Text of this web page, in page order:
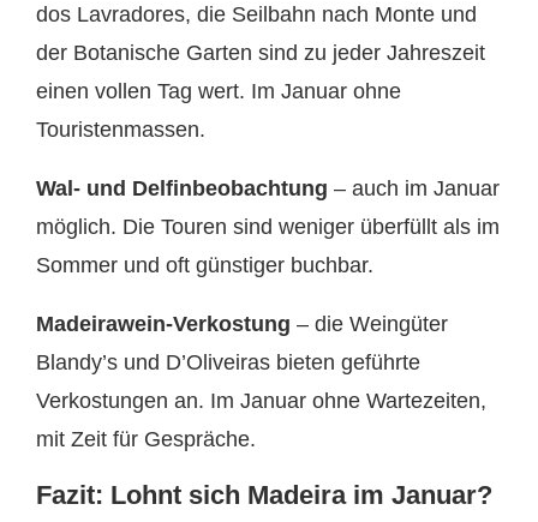
dos Lavradores, die Seilbahn nach Monte und
der Botanische Garten sind zu jeder Jahreszeit
einen vollen Tag wert. Im Januar ohne
Touristenmassen.
Wal- und Delfinbeobachtung – auch im Januar
möglich. Die Touren sind weniger überfüllt als im
Sommer und oft günstiger buchbar.
Madeirawein-Verkostung – die Weingüter
Blandy’s und D’Oliveiras bieten geführte
Verkostungen an. Im Januar ohne Wartezeiten,
mit Zeit für Gespräche.
Fazit: Lohnt sich Madeira im Januar?